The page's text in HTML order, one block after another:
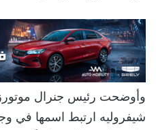
وأوضحت رئيس جنرال
شيفروليه ارتبط اسمها في